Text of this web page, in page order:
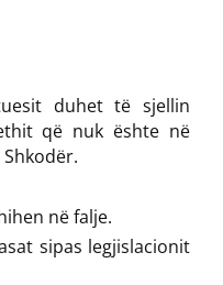
duhet të sjellin
që nuk ështe në
në falje.
sipas legjislacionit